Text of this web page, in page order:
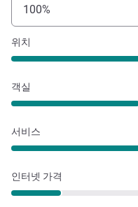
100%
위치
객실
서비스
인터넷 가격